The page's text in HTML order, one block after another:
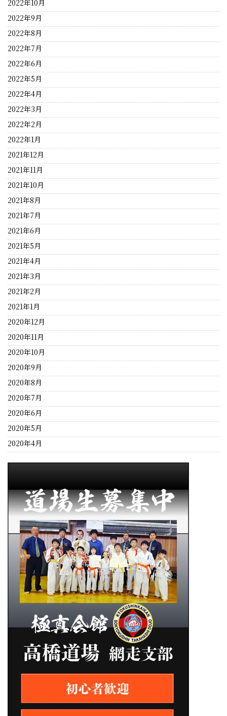
2022年10月
2022年9月
2022年8月
2022年7月
2022年6月
2022年5月
2022年4月
2022年3月
2022年2月
2022年1月
2021年12月
2021年11月
2021年10月
2021年8月
2021年7月
2021年6月
2021年5月
2021年4月
2021年3月
2021年2月
2021年1月
2020年12月
2020年11月
2020年10月
2020年9月
2020年8月
2020年7月
2020年6月
2020年5月
2020年4月